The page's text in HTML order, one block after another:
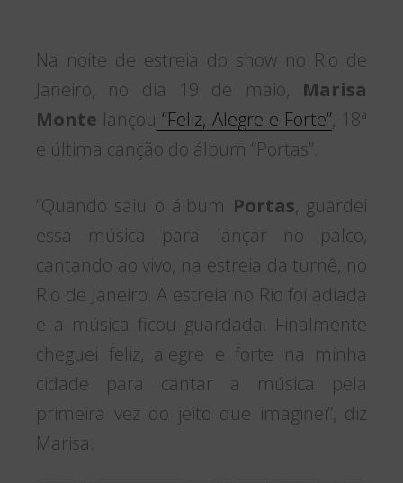
Na noite de estreia do show no Rio de
Janeiro, no dia 19 de maio, Marisa
Monte lançou “Feliz, Alegre e Forte”, 18ª
e última canção do álbum “Portas”.
“Quando saiu o álbum Portas, guardei
essa música para lançar no palco,
cantando ao vivo, na estreia da turnê, no
Rio de Janeiro. A estreia no Rio foi adiada
e a música ficou guardada. Finalmente
cheguei feliz, alegre e forte na minha
cidade para cantar a música pela
primeira vez do jeito que imaginei”, diz
Marisa.